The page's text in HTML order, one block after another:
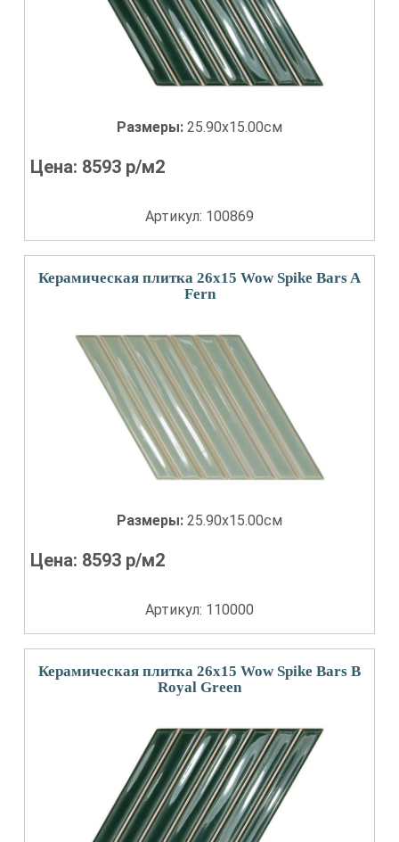
Размеры: 25.90x15.00см
Цена: 8593 р/м2
Артикул: 100869
Керамическая плитка 26x15 Wow Spike Bars A
Fern
Размеры: 25.90x15.00см
Цена: 8593 р/м2
Артикул: 110000
Керамическая плитка 26x15 Wow Spike Bars B
Royal Green